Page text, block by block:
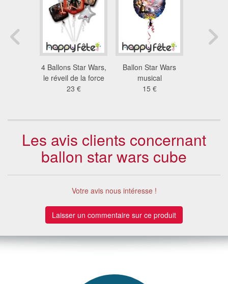
4 Ballons Star Wars,
le réveil de la force
23 €
Ballon Star Wars
musical
15 €
Les avis clients concernant
ballon star wars cube
Votre avis nous intéresse !
Laisser un commentaire sur ce produit